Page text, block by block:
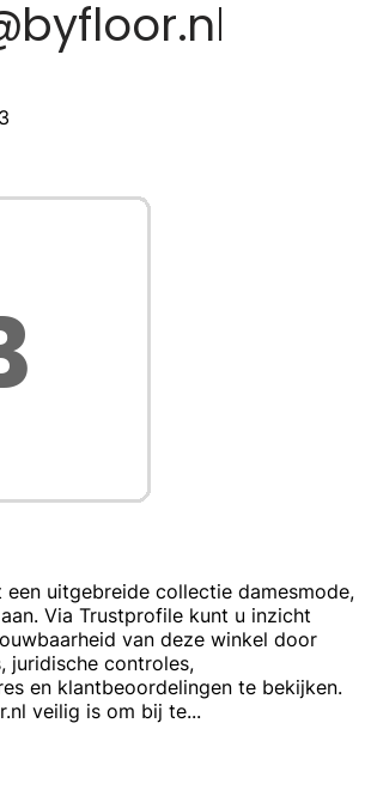
een uitgebreide collectie damesmode,
Via Trustprofile kunt u inzicht
van deze winkel door
juridische controles,
en klantbeoordelingen te bekijken.
veilig is om bij te...